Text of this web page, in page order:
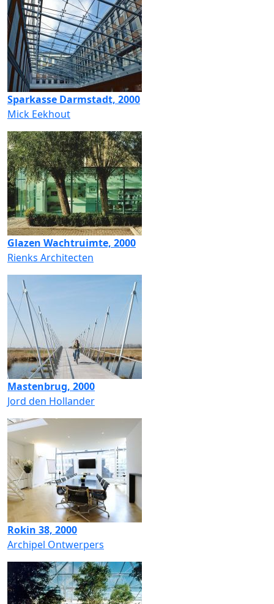
Sparkasse Darmstadt, 2000
Mick Eekhout
Glazen Wachtruimte, 2000
Rienks Architecten
Mastenbrug, 2000
Jord den Hollander
Rokin 38, 2000
Archipel Ontwerpers